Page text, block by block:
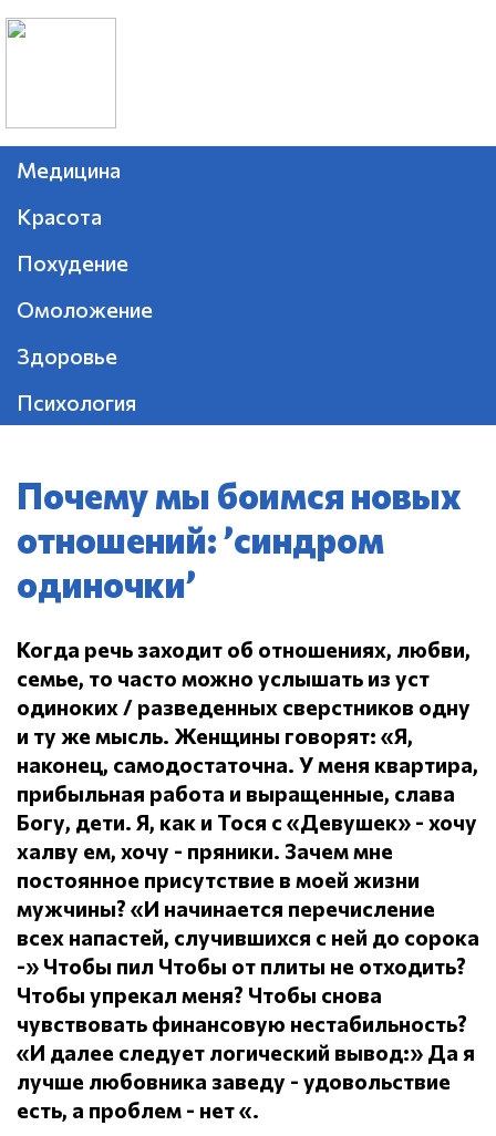
Медицина
Красота
Похудение
Омоложение
Здоровье
Психология
Почему мы боимся новых
отношений: ’синдром
одиночки’
Когда речь заходит об отношениях, любви,
семье, то часто можно услышать из уст
одиноких / разведенных сверстников одну
и ту же мысль. Женщины говорят: «Я,
наконец, самодостаточна. У меня квартира,
прибыльная работа и выращенные, слава
Богу, дети. Я, как и Тося с «Девушек» - хочу
халву ем, хочу - пряники. Зачем мне
постоянное присутствие в моей жизни
мужчины? «И начинается перечисление
всех напастей, случившихся с ней до сорока
-» Чтобы пил Чтобы от плиты не отходить?
Чтобы упрекал меня? Чтобы снова
чувствовать финансовую нестабильность?
«И далее следует логический вывод:» Да я
лучше любовника заведу - удовольствие
есть, а проблем - нет «.